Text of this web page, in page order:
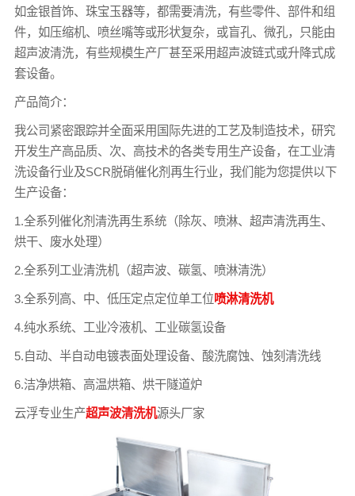
如金银首饰、珠宝玉器等，都需要清洗，有些零件、部件和组
件，如压缩机、喷丝嘴等或形状复杂，或盲孔、微孔，只能由
超声波清洗，有些规模生产厂甚至采用超声波链式或升降式成
套设备。
产品简介：
我公司紧密跟踪并全面采用国际先进的工艺及制造技术，研究
开发生产高品质、次、高技术的各类专用生产设备，在工业清
洗设备行业及SCR脱硝催化剂再生行业，我们能为您提供以下
生产设备：
1.全系列催化剂清洗再生系统（除灰、喷淋、超声清洗再生、
烘干、废水处理）
2.全系列工业清洗机（超声波、碳氢、喷淋清洗）
3.全系列高、中、低压定点定位单工位喷淋清洗机
4.纯水系统、工业冷液机、工业碳氢设备
5.自动、半自动电镀表面处理设备、酸洗腐蚀、蚀刻清洗线
6.洁净烘箱、高温烘箱、烘干隧道炉
云浮专业生产超声波清洗机源头厂家